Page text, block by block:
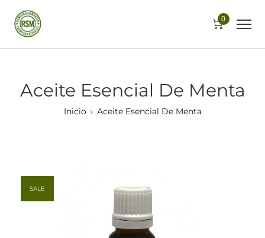
0
Aceite Esencial De Menta
Inicio Aceite Esencial De Menta
SALE